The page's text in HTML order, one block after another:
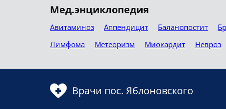
Мед.энциклопедия
Авитаминоз Аппендицит Баланопостит
Лимфома
Метеоризм Миокардит Невроз
Врачи пос. Яблоновского